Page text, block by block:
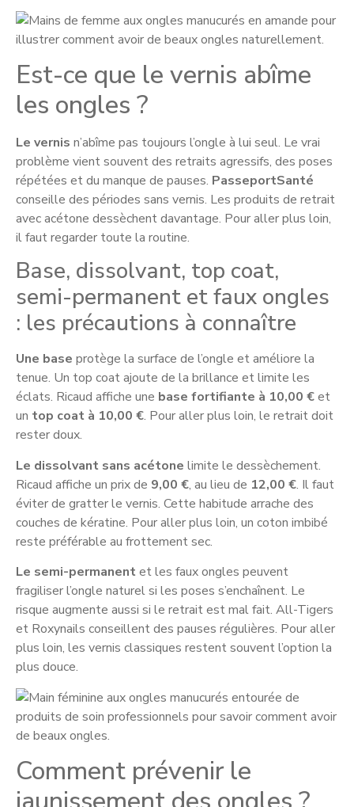
Est-ce que le vernis abîme
les ongles ?
Le vernis n’abîme pas toujours l’ongle à lui seul. Le vrai
problème vient souvent des retraits agressifs, des poses
répétées et du manque de pauses. PasseportSanté
conseille des périodes sans vernis. Les produits de retrait
avec acétone dessèchent davantage. Pour aller plus loin,
il faut regarder toute la routine.
Base, dissolvant, top coat,
semi-permanent et faux ongles
: les précautions à connaître
Une base protège la surface de l’ongle et améliore la
tenue. Un top coat ajoute de la brillance et limite les
éclats. Ricaud affiche une base fortifiante à 10,00 €et
un top coat à 10,00 €. Pour aller plus loin, le retrait doit
rester doux.
Le dissolvant sans acétone limite le dessèchement.
Ricaud affiche un prix de 9,00 €, au lieu de 12,00 €. Il faut
éviter de gratter le vernis. Cette habitude arrache des
couches de kératine. Pour aller plus loin, un coton imbibé
reste préférable au frottement sec.
Le semi-permanentet les faux ongles peuvent
fragiliser l’ongle naturel si les poses s’enchaînent. Le
risque augmente aussi si le retrait est mal fait. All-Tigers
et Roxynails conseillent des pauses régulières. Pour aller
plus loin, les vernis classiques restent souvent l’option la
plus douce.
Comment prévenir le